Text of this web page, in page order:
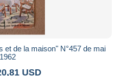
et de la maison" N°457 de mai
1962
USD